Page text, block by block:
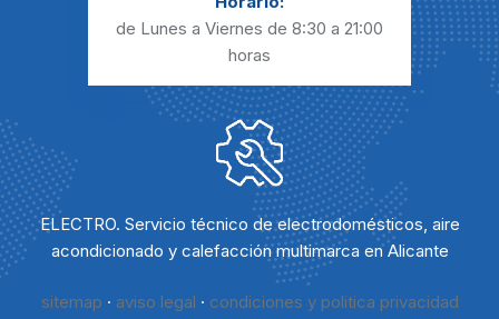
de Lunes a Viernes de 8:30 a 21:00
horas
ELECTRO. Servicio técnico de electrodomésticos, aire
acondicionado y calefacción multimarca en Alicante
sitemap · aviso legal · condiciones y politica privacidad